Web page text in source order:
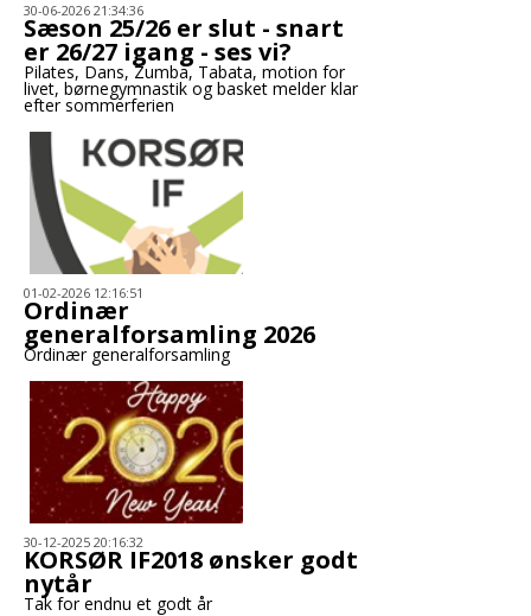
30-06-2026 21:34:36
Sæson 25/26 er slut - snart
er 26/27 igang - ses vi?
Pilates, Dans, Zumba, Tabata, motion for
livet, børnegymnastik og basket melder klar
efter sommerferien
01-02-2026 12:16:51
Ordinær
generalforsamling 2026
Ordinær generalforsamling
30-12-2025 20:16:32
KORSØR IF2018 ønsker godt
nytår
Tak for endnu et godt år